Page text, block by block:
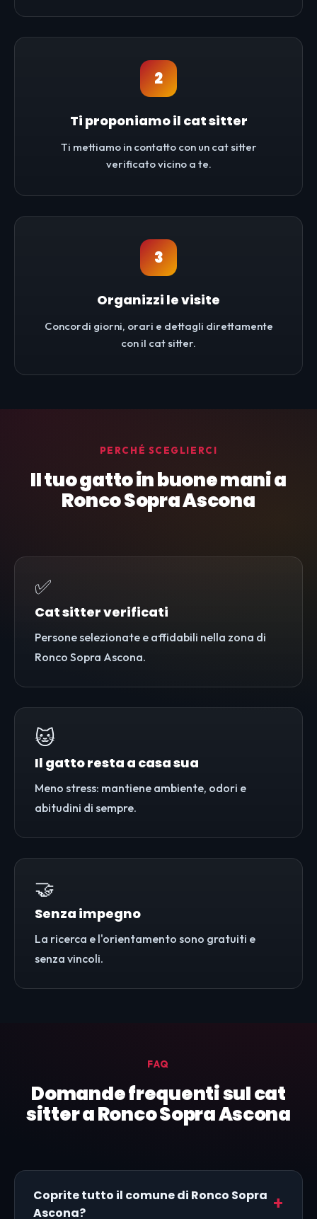
2
Ti proponiamo il cat sitter
Ti mettiamo in contatto con un cat sitter
verificato vicino a te.
3
Organizzi le visite
Concordi giorni, orari e dettagli direttamente
con il cat sitter.
PERCHÉ SCEGLIERCI
Il tuo gatto in buone mani a
Ronco Sopra Ascona
✅
Cat sitter verificati
Persone selezionate e affidabili nella zona di
Ronco Sopra Ascona.
🐱
Il gatto resta a casa sua
Meno stress: mantiene ambiente, odori e
abitudini di sempre.
🤝
Senza impegno
La ricerca e l'orientamento sono gratuiti e
senza vincoli.
FAQ
Domande frequenti sul cat
sitter a Ronco Sopra Ascona
Coprite tutto il comune di Ronco Sopra
Ascona?